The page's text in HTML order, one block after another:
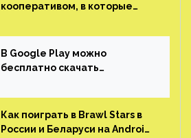
кооперативом, в которые
(никаких MMO)
В Google Play можно
бесплатно скачать
открытым миром, прокачкой,
гонками и тюнингом машины
Как поиграть в Brawl Stars в
России и Беларуси на Android